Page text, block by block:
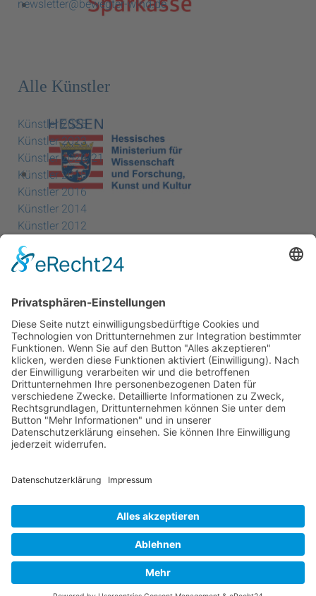
newsletter@bewegter-wind.de
Alle Künstler
Künstler 2025
Künstler 2023
Künstler 2020/21
Künstler 2018
Künstler 2016
Künstler 2014
Künstler 2012
Künstler 2010
Künstler 2008
Künstler 2006
Künstler 2005
Künstler 2004
Alle Ausstellungsorte
Cookie-Einstellungen
Datenschutz
Datenschutz Social Media Intern
© 2004 - 2026 bewegter wind e.V.